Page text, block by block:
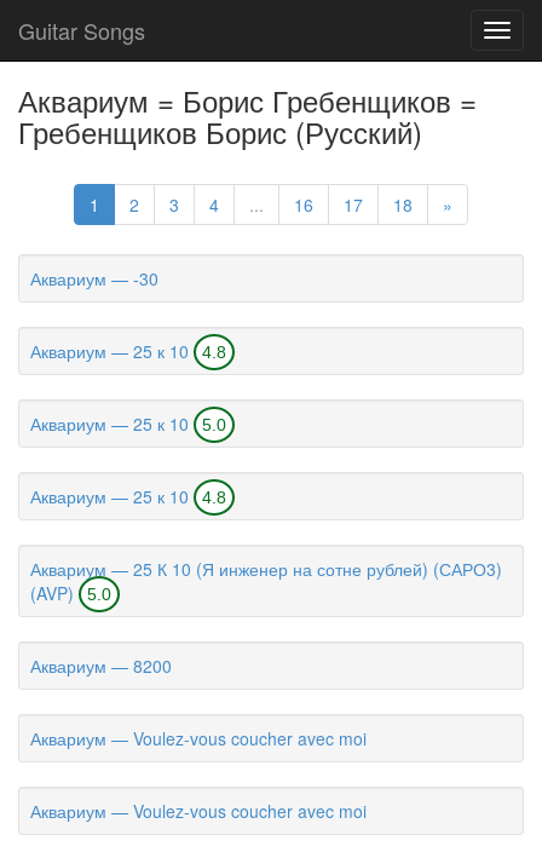
Guitar Songs
Аквариум = Борис Гребенщиков =
Гребенщиков Борис (Русский)
1 2 3 4 ... 16 17 18 »
Аквариум — -30
Аквариум — 25 к 10 4.8
Аквариум — 25 к 10 5.0
Аквариум — 25 к 10 4.8
Аквариум — 25 К 10 (Я инженер на сотне рублей) (САРО3)
(AVP)
5.0
Аквариум — 8200
Аквариум — Voulez-vous coucher avec moi
Аквариум — Voulez-vous coucher avec moi